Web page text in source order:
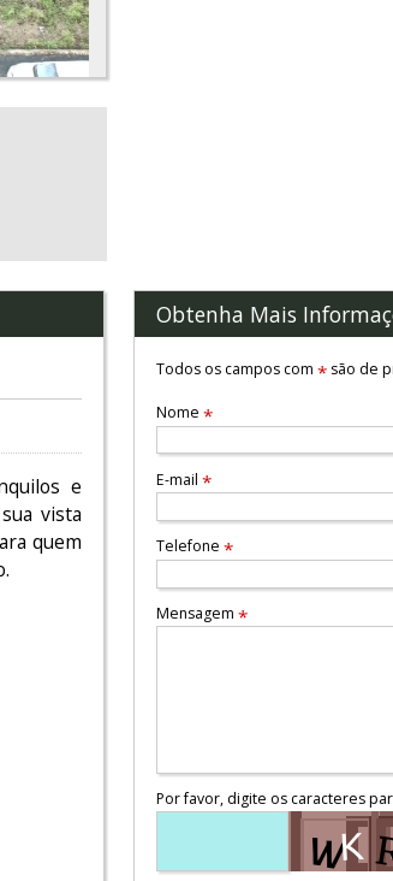
e
vista
quem
Obtenha Mais
Todos os campos com *são de
Nome *
E-mail *
Telefone *
Mensagem *
Por favor, digite os caracteres